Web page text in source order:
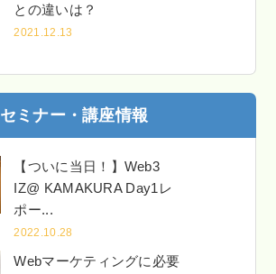
との違いは？
2021.12.13
セミナー・講座情報
【ついに当日！】Web3
IZ@ KAMAKURA Day1レ
ポー...
2022.10.28
Webマーケティングに必要